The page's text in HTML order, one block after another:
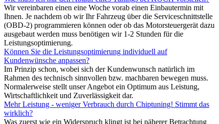
Wir vereinbaren einen eine Woche vorab einen Einbautermin mit
Ihnen. Je nachdem ob wir Ihr Fahrzeug über die Serviceschnittstelle
(OBD-2) programmieren können oder ob das Motorsteuergerät dazu
ausgebaut werden muss benötigen wir 1-2 Stunden für die
Leistungsoptimierung.
Können Sie die Leistungsoptimierung individuell auf
Kundenwünsche anpassen?
Im Prinzip schon, wobei sich der Kundenwunsch natürlich im
Rahmen des technisch sinnvollen bzw. machbaren bewegen muss.
Normalerweise stellt unser Angebot ein Optimum aus Leistung,
Wirtschaftlichkeit und Zuverlässigkeit dar.
Mehr Leistung - weniger Verbrauch durch Chiptuning! Stimmt das
wirklich?
Was zuerst wie ein Widerspruch klingt ist bei näherer Betrachtung